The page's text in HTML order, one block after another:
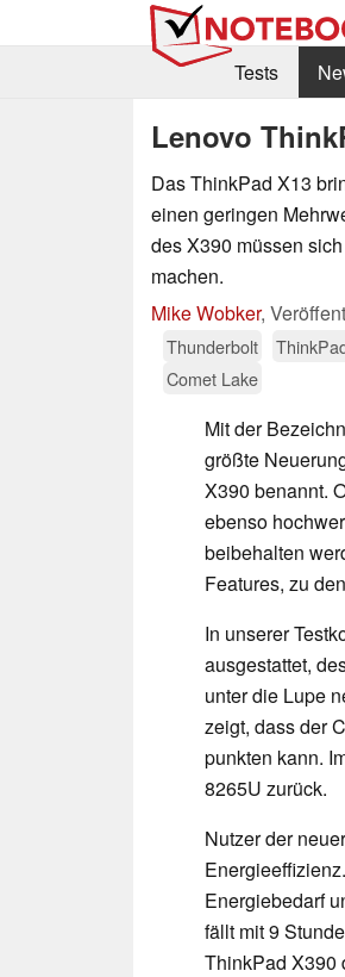
Tests
Lenovo
Das ThinkPad X13
einen geringen
des X390 müssen
machen.
Mike Wobker,
Thunderbolt
Comet Lake
Mit der
größte
X390 benannt.
ebenso
beibehalten
Features, zu
In unserer
ausgestattet,
unter die Lupe
zeigt, dass der
punkten kann.
8265U zurück.
Nutzer der
Energiebedarf
fällt mit 9
ThinkPad X390